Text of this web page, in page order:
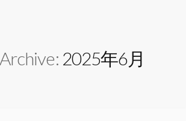
2025年6月